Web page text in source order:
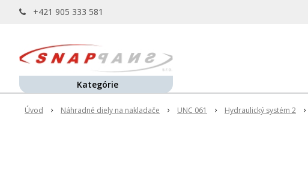
+421 905 333 581
Úvod Náhradné diely na nakladače UNC 061 Hydraulický systém 2
Kategórie